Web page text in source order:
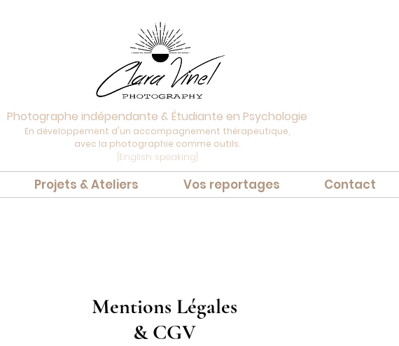
Mentions Légales
& CGV
Projets & Ateliers Vos reportages Contact
Photographe indépendante & Étudiante en Psychologie
En développement d'un accompagnement thérapeutique,
avec la photographie comme outils.
[English speaking]